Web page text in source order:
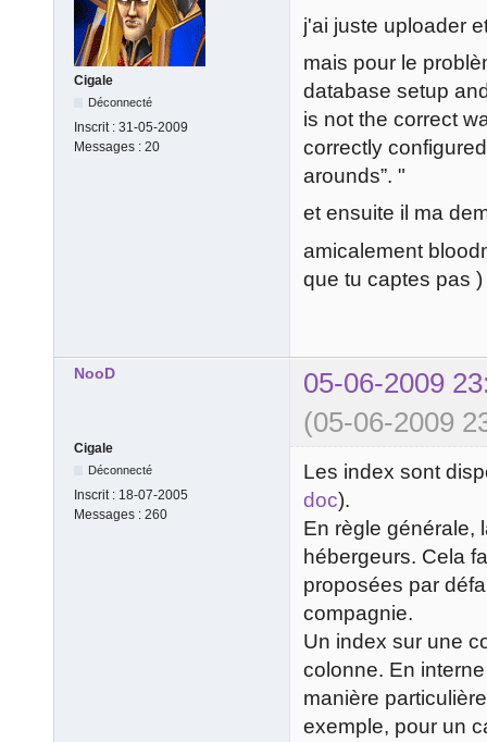
Cigale
Déconnecté
Inscrit : 31-05-2009
Messages : 20
j'ai juste uploader
mais pour le
database setup
is not the correct
correctly
arounds”. "
et ensuite il ma
amicalement
que tu captes pas )
NooD
05-06-2009
(05-06-2009
Cigale
Déconnecté
Inscrit : 18-07-2005
Messages : 260
Les index sont
doc).
En règle générale,
hébergeurs. Cela
proposées par
compagnie.
Un index sur une
colonne. En
manière
exemple, pour un